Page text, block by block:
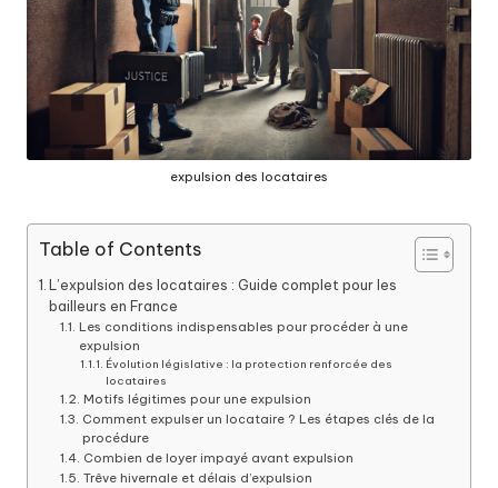
expulsion des locataires
Table of Contents
L’expulsion des locataires : Guide complet pour les
bailleurs en France
Les conditions indispensables pour procéder à une
expulsion
Évolution législative : la protection renforcée des
locataires
Motifs légitimes pour une expulsion
Comment expulser un locataire ? Les étapes clés de la
procédure
Combien de loyer impayé avant expulsion
Trêve hivernale et délais d’expulsion